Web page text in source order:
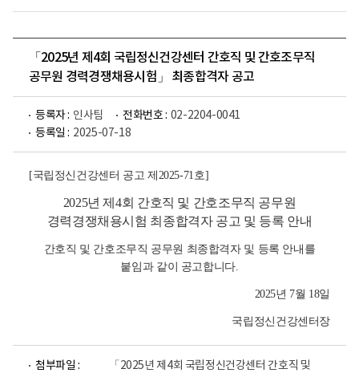
「2025년 제4회 국립정신건강센터 간호직 및 간호조무직
공무원 경력경쟁채용시험」 최종합격자 공고
등록자 : 인사팀 전화번호 : 02-2204-0041
등록일 : 2025-07-18
[국립정신건강센터 공고 제2025-71호]
2025년 제4회 간호직 및 간호조무직 공무원
경력경쟁채용시험 최종합격자 공고 및 등록 안내
간호직 및 간호조무직 공무원 최종합격자 및 등록 안내를
붙임과 같이 공고합니다.
2025년 7월 18일
국립정신건강센터장
첨부파일 :
「2025년 제4회 국립정신건강센터 간호직 및